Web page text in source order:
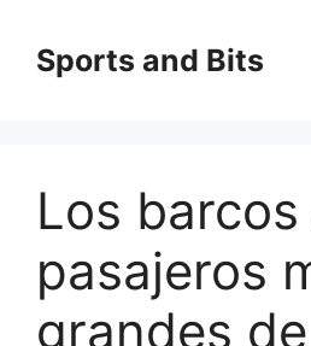
contenido
Sports and Bits
Los
pasajeros
grandes